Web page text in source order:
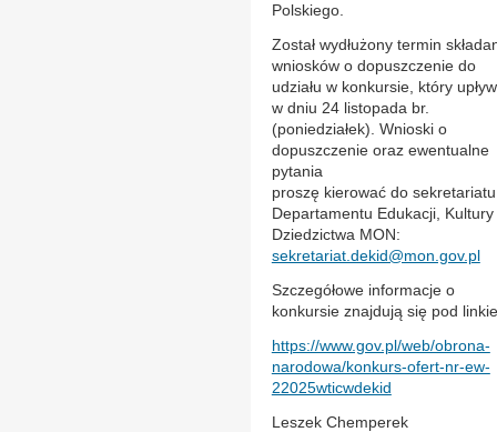
Polskiego.
Został wydłużony termin
wniosków o dopuszczenie do
udziału w konkursie, który
w dniu 24 listopada br.
(poniedziałek). Wnioski o
dopuszczenie oraz ewentualne
pytania
proszę kierować do sekretariatu
Departamentu Edukacji, Kultury
Dziedzictwa MON:
sekretariat.dekid@mon.gov.pl
Szczegółowe informacje o
konkursie znajdują się pod
https://www.gov.pl/web/obrona-
narodowa/konkurs-ofert-nr-ew-
22025wticwdekid
Leszek Chemperek